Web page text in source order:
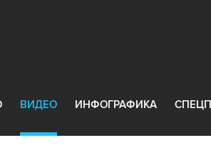
ВИДЕО ИНФОГРАФИКА